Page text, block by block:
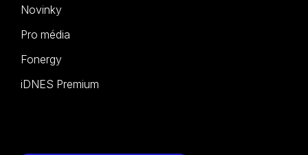
Novinky
Pro média
Fonergy
iDNES Premium